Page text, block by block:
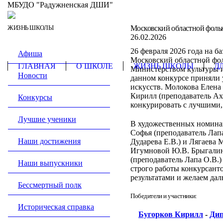
МБУДО "Радужненская ДШИ"
ГЛАВНАЯ О ШКОЛЕ ЖИЗНЬ ШКОЛЫ
Московский областной
26.02.2026
26 февраля 2026 года на
Московский областной
Министерством культуры
данном конкурсе приняли
искусств. Молокова
Кирилл (преподаватель
конкурировать с
В художественных
Софья (преподаватель
Дударева Е.В.) и Лягаева
Игумновой Ю.В.
(преподаватель Лапа
строго работы
результатами и желаем
Победители и участники:
Бугорков Кирилл -
ЖИЗНЬ ШКОЛЫ
Афиша
Новости
Конкурсы
Лучшие ученики
Наши достижения
Наши выпускники
Бессмертный полк
Историческая справка